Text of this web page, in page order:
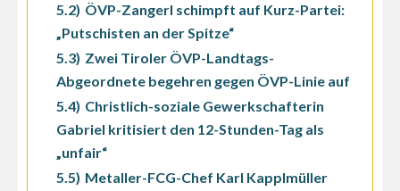
5.2) ÖVP-Zangerl schimpft auf Kurz-Partei:
„Putschisten an der Spitze“
5.3) Zwei Tiroler ÖVP-Landtags-
Abgeordnete begehren gegen ÖVP-Linie auf
5.4) Christlich-soziale Gewerkschafterin
Gabriel kritisiert den 12-Stunden-Tag als
„unfair“
5.5) Metaller-FCG-Chef Karl Kapplmüller